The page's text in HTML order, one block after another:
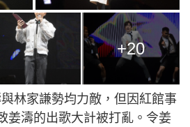
+20
林家謙勢均力敵，但因紅館事
姜濤的出歌大計被打亂。令姜